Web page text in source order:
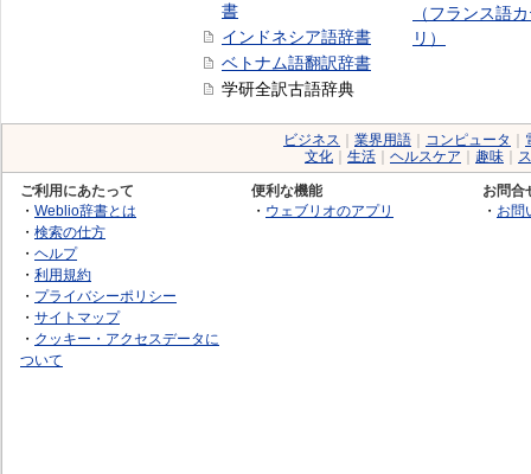
書
インドネシア語辞書
ベトナム語翻訳辞書
学研全訳古語辞典
（フランス語
リ）
ビジネス 業界用語 コンピュータ
文化
生活 ヘルスケア 趣味
ご利用にあたって
・ Weblio辞書とは
・ 検索の仕方
・ ヘルプ
・ 利用規約
・ プライバシーポリシー
・ サイトマップ
・ クッキー・アクセスデータに
ついて
便利な機能
・ ウェブリオのアプリ
お問合
・ お問